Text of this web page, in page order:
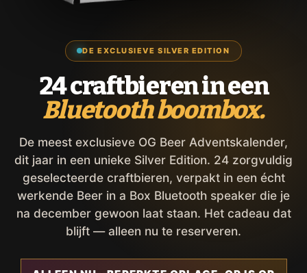
DE EXCLUSIEVE SILVER EDITION
24 craftbieren in een
Bluetooth boombox.
De meest exclusieve OG Beer Adventskalender,
dit jaar in een unieke Silver Edition. 24 zorgvuldig
geselecteerde craftbieren, verpakt in een écht
werkende Beer in a Box Bluetooth speaker die je
na december gewoon laat staan. Het cadeau dat
blijft — alleen nu te reserveren.